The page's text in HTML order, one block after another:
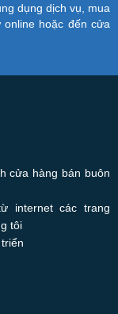
dụng dịch vụ, mua
hoặc đến cửa
cửa hàng bán buôn
internet các trang
tôi